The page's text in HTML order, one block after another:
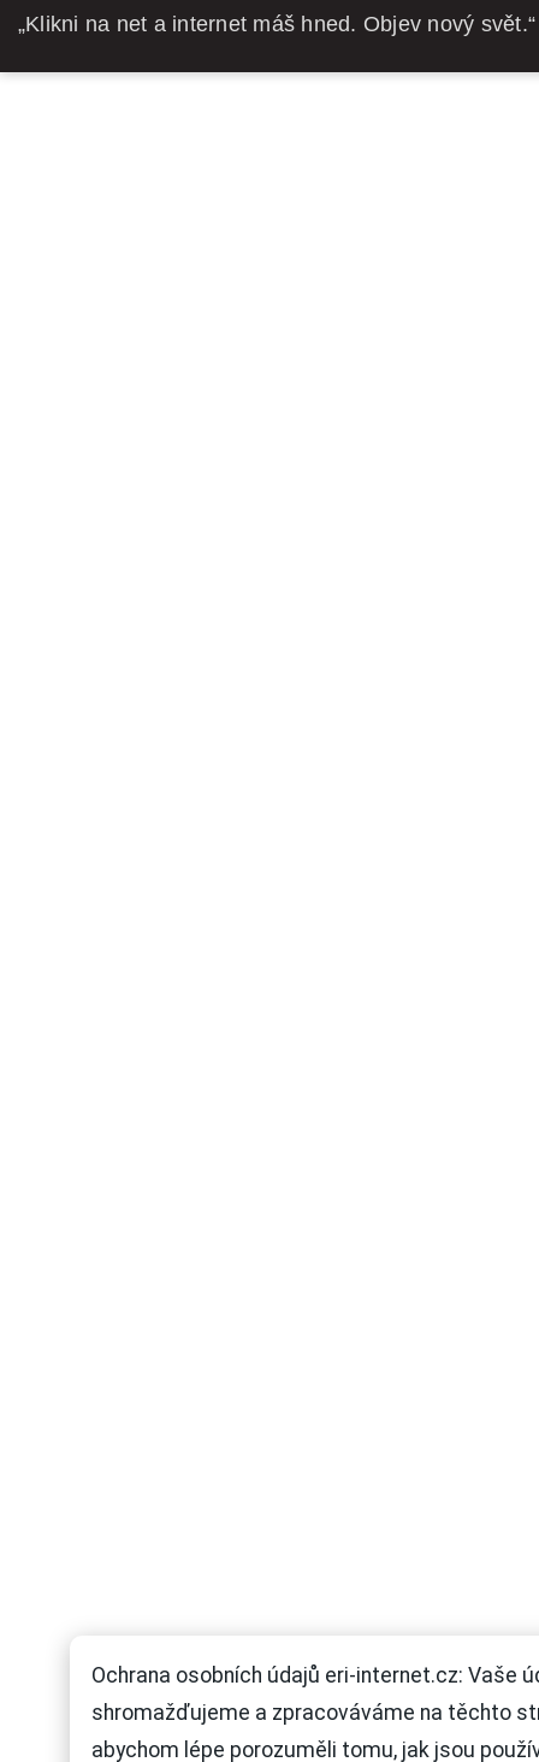
Ochrana osobních údajů eri-internet.cz: Vaše
shromažďujeme a zpracováváme na těchto
abychom lépe porozuměli tomu, jak jsou
„Klikni na net a internet máš hned. Objev nový svět.“